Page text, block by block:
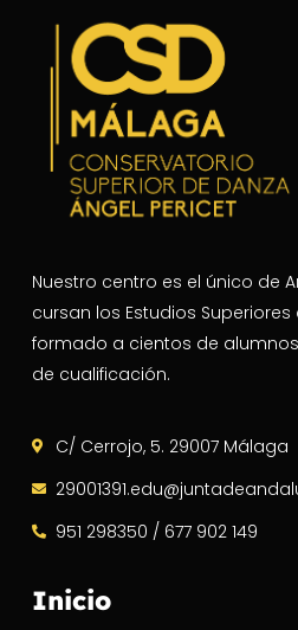
Nuestro centro es el único de
cursan los Estudios Superiores
formado a cientos de
de cualificación.
C/ Cerrojo, 5. 29007 Málaga
951 298350 / 677 902 149
Inicio